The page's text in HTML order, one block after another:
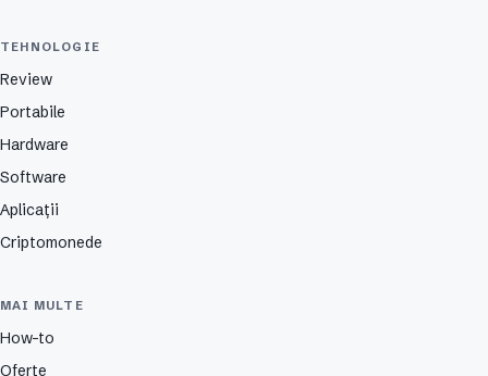
TEHNOLOGIE
Review
Portabile
Hardware
Software
Aplicații
Criptomonede
MAI MULTE
How-to
Oferte